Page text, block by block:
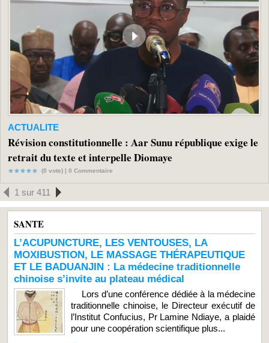
ACTUALITE
Révision constitutionnelle : Aar Sunu république exige le
retrait du texte et interpelle Diomaye
(0 vote) | 0 Commentaire
1 sur 411
SANTE
L’ACUPUNCTURE, LES VENTOUSES, LA
MOXIBUSTION, LE MASSAGE THÉRAPEUTIQUE
ET LE BADUANJIN : La médecine traditionnelle
chinoise s’invite au plateau médical
Lors d’une conférence dédiée à la médecine
traditionnelle chinoise, le Directeur exécutif de
l’Institut Confucius, Pr Lamine Ndiaye, a plaidé
pour une coopération scientifique plus...